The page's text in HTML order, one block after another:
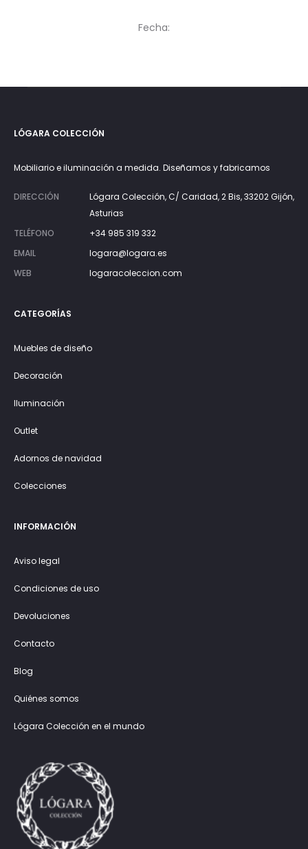
Fecha:
LÓGARA COLECCIÓN
Mobiliario e iluminación a medida. Diseñamos y fabricamos
DIRECCIÓN
Lógara Colección, C/ Caridad, 2 Bis, 33202 Gijón,
Asturias
TELÉFONO
+34 985 319 332
EMAIL
logara@logara.es
WEB
logaracoleccion.com
CATEGORÍAS
Muebles de diseño
Decoración
Iluminación
Outlet
Adornos de navidad
Colecciones
INFORMACIÓN
Aviso legal
Condiciones de uso
Devoluciones
Contacto
Blog
Quiénes somos
Lógara Colección en el mundo